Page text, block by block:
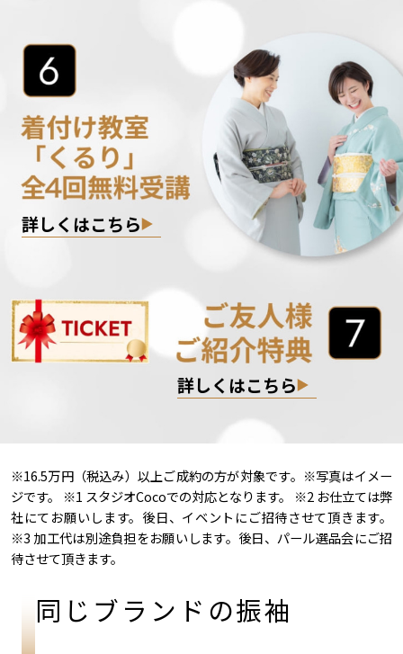
詳しくはこちら
詳しくはこちら
※16.5万円（税込み）以上ご成約の方が対象です。※写真はイメー
ジです。 ※1 スタジオCocoでの対応となります。 ※2 お仕立ては弊
社にてお願いします。後日、イベントにご招待させて頂きます。
※3 加工代は別途負担をお願いします。後日、パール選品会にご招
待させて頂きます。
同じブランドの振袖